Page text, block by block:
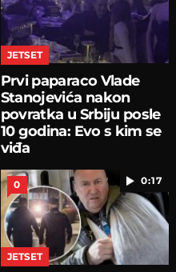
JETSET
Prvi paparaco Vlade
Stanojevića nakon
povratka u Srbiju posle
10 godina: Evo s kim se
viđa
0:17
0
JETSET